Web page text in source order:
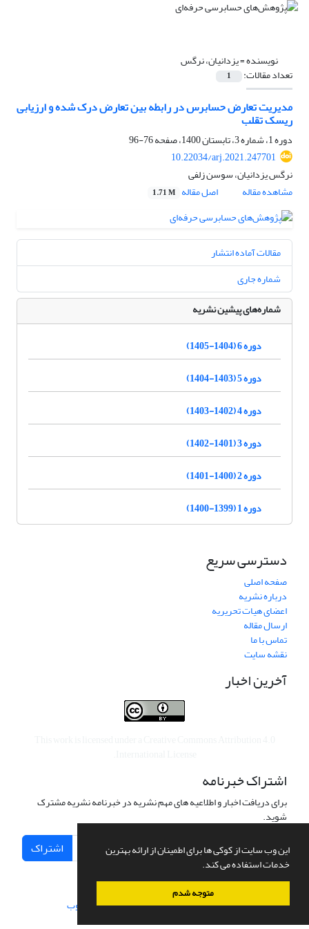
این وب سایت از کوکی ها برای اطمینان از ارائه بهترین
خدمات استفاده می کند.
متوجه شدم
نویسنده =یزدانیان، نرگس
تعداد مقالات: 1
مدیریت تعارض حسابرس در رابطه بین تعارض درک شده و ارزیابی
ریسک تقلب
دوره 1، شماره 3، تابستان 1400، صفحه
76-96
10.22034/arj.2021.247701
نرگس یزدانیان، سوسن زلفی
مشاهده مقاله
اصل مقاله 1.71 M
مقالات آماده انتشار
شماره جاری
شماره‌های پیشین نشریه
دوره 6 (1404-1405)
دوره 5 (1403-1404)
دوره 4 (1402-1403)
دوره 3 (1401-1402)
دوره 2 (1400-1401)
دوره 1 (1399-1400)
دسترسی سریع
صفحه اصلی
درباره نشریه
اعضای هیات تحریریه
ارسال مقاله
تماس با ما
نقشه سایت
آخرین اخبار
اشتراک خبرنامه
برای دریافت اخبار و اطلاعیه های مهم نشریه در خبرنامه نشریه مشترک
شوید.
اشتراک
سامانه مدیریت نشریات علمی.طراحی و پیاده سازی از سیناوب